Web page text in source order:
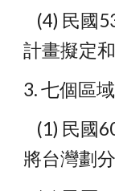
計畫擬定
3. 七個區
將台灣劃